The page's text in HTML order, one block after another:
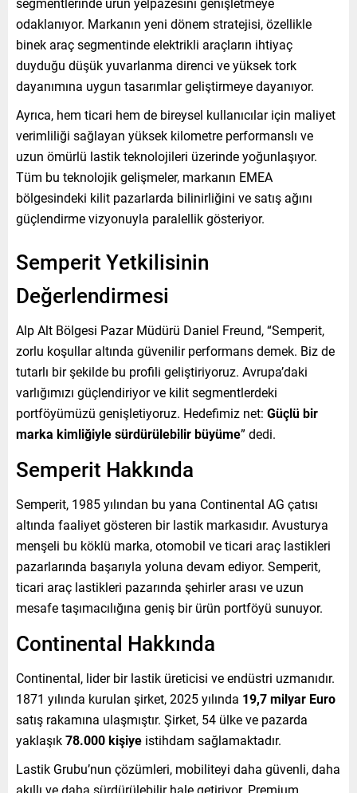
odaklanıyor. Markanın yeni dönem stratejisi, özellikle
binek araç segmentinde elektrikli araçların ihtiyaç
duyduğu düşük yuvarlanma direnci ve yüksek tork
dayanımına uygun tasarımlar geliştirmeye dayanıyor.
Ayrıca, hem ticari hem de bireysel kullanıcılar için maliyet
verimliliği sağlayan yüksek kilometre performanslı ve
uzun ömürlü lastik teknolojileri üzerinde yoğunlaşıyor.
Tüm bu teknolojik gelişmeler, markanın EMEA
bölgesindeki kilit pazarlarda bilinirliğini ve satış ağını
güçlendirme vizyonuyla paralellik gösteriyor.
Semperit Yetkilisinin
Değerlendirmesi
Alp Alt Bölgesi Pazar Müdürü Daniel Freund, “Semperit,
zorlu koşullar altında güvenilir performans demek. Biz de
tutarlı bir şekilde bu profili geliştiriyoruz. Avrupa’daki
varlığımızı güçlendiriyor ve kilit segmentlerdeki
portföyümüzü genişletiyoruz. Hedefimiz net: Güçlü bir
marka kimliğiyle sürdürülebilir büyüme” dedi.
Semperit Hakkında
Semperit, 1985 yılından bu yana Continental AG çatısı
altında faaliyet gösteren bir lastik markasıdır. Avusturya
menşeli bu köklü marka, otomobil ve ticari araç lastikleri
pazarlarında başarıyla yoluna devam ediyor. Semperit,
ticari araç lastikleri pazarında şehirler arası ve uzun
mesafe taşımacılığına geniş bir ürün portföyü sunuyor.
Continental Hakkında
Continental, lider bir lastik üreticisi ve endüstri uzmanıdır.
1871 yılında kurulan şirket, 2025 yılında 19,7 milyar Euro
satış rakamına ulaşmıştır. Şirket, 54 ülke ve pazarda
yaklaşık78.000 kişiye istihdam sağlamaktadır.
Lastik Grubu’nun çözümleri, mobiliteyi daha güvenli, daha
akıllı ve daha sürdürülebilir hale getiriyor. Premium